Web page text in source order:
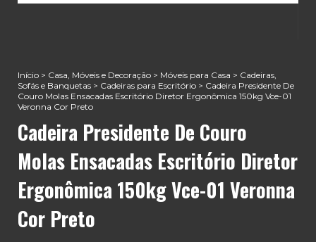
Início > Casa, Móveis e Decoração > Móveis para Casa > Cadeiras,
Sofás e Banquetas > Cadeiras para Escritório > Cadeira Presidente De
Couro Molas Ensacadas Escritório Diretor Ergonômica 150kg Vce-01
Veronna Cor Preto
Cadeira Presidente De Couro
Molas Ensacadas Escritório Diretor
Ergonômica 150kg Vce-01 Veronna
Cor Preto